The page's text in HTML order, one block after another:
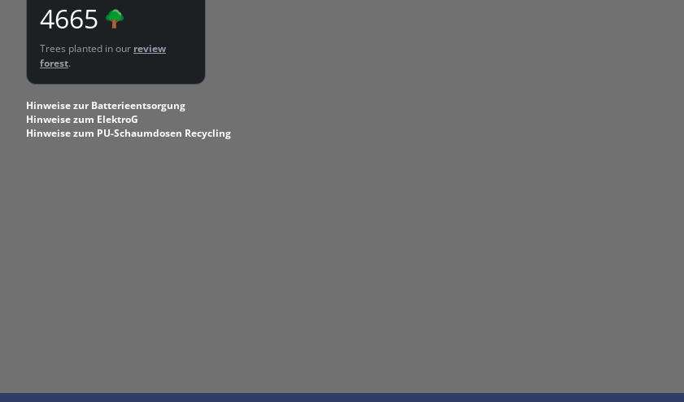
4665
Trees planted in our review
forest.
Hinweise zur Batterieentsorgung
Hinweise zum ElektroG
Hinweise zum PU-Schaumdosen Recycling